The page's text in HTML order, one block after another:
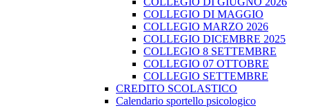
COLLEGIO DI MAGGIO
COLLEGIO MARZO 2026
COLLEGIO DICEMBRE 2025
COLLEGIO 8 SETTEMBRE
COLLEGIO 07 OTTOBRE
COLLEGIO SETTEMBRE
CREDITO SCOLASTICO
Calendario sportello psicologico